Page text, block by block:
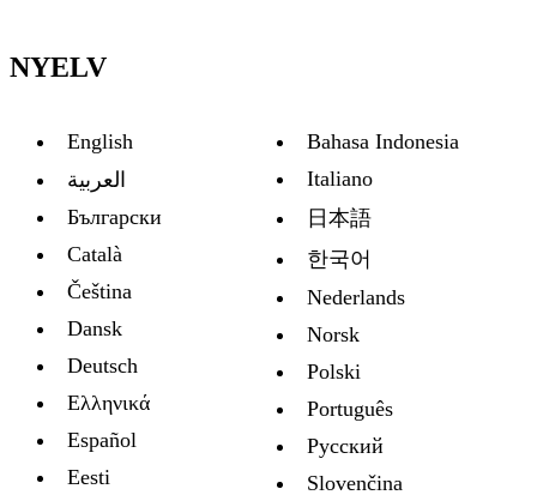
NYELV
English
العربية
Български
Català
Čeština
Dansk
Deutsch
Ελληνικά
Español
Eesti
Bahasa Indonesia
Italiano
日本語
한국어
Nederlands
Norsk
Polski
Português
Русский
Slovenčina